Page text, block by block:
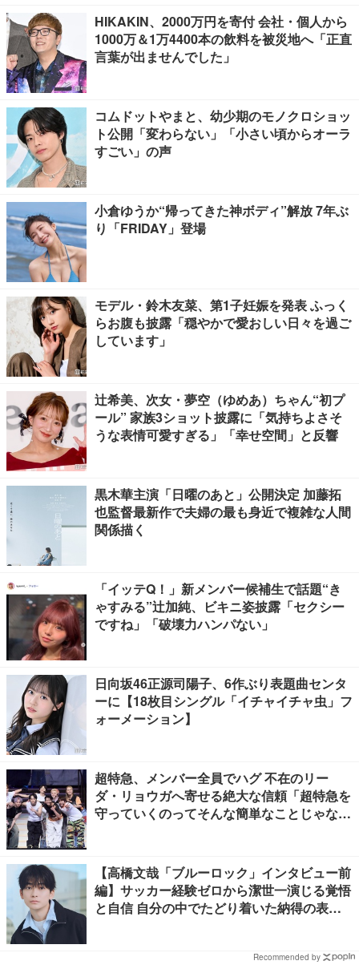
HIKAKIN、2000万円を寄付 会社・個人から
1000万＆1万4400本の飲料を被災地へ「正直
言葉が出ませんでした」
コムドットやまと、幼少期のモノクロショッ
ト公開「変わらない」「小さい頃からオーラ
すごい」の声
小倉ゆうか“帰ってきた神ボディ”解放 7年ぶ
り「FRIDAY」登場
モデル・鈴木友菜、第1子妊娠を発表 ふっく
らお腹も披露「穏やかで愛おしい日々を過ご
しています」
辻希美、次女・夢空（ゆめあ）ちゃん“初プ
ール” 家族3ショット披露に「気持ちよさそ
うな表情可愛すぎる」「幸せ空間」と反響
黒木華主演「日曜のあと」公開決定 加藤拓
也監督最新作で夫婦の最も身近で複雑な人間
関係描く
「イッテQ！」新メンバー候補生で話題“き
ゃすみる”辻加純、ビキニ姿披露「セクシー
ですね」「破壊力ハンパない」
日向坂46正源司陽子、6作ぶり表題曲センタ
ーに【18枚目シングル「イチャイチャ虫」フ
ォーメーション】
超特急、メンバー全員でハグ 不在のリー
ダ・リョウガへ寄せる絶大な信頼「超特急を
守っていくのってそんな簡単なことじゃな
【高橋文哉「ブルーロック」インタビュー前
編】サッカー経験ゼロから潔世一演じる覚悟
と自信 自分の中でたどり着いた納得の表現
Recommended by